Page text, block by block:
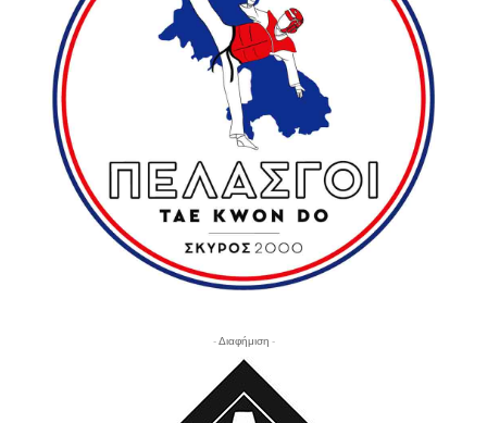
- Διαφήμιση -